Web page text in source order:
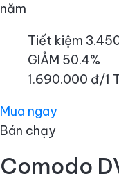
năm
Tiết kiệm
GIẢM 50.4%
1.690.000 đ/1
Mua ngay
Bán chạy
Comodo